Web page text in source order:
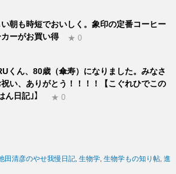
朝も時短でおいしく。象印の定番コーヒー
カーがお買い得
★ 0
くん、80歳（傘寿）になりました。みなさ
祝い、ありがとう！！！！【こぐれひでこの
ん日記｣】
★ 0
田清彦のやせ我慢日記 生物学 生物学もの知り帖 進